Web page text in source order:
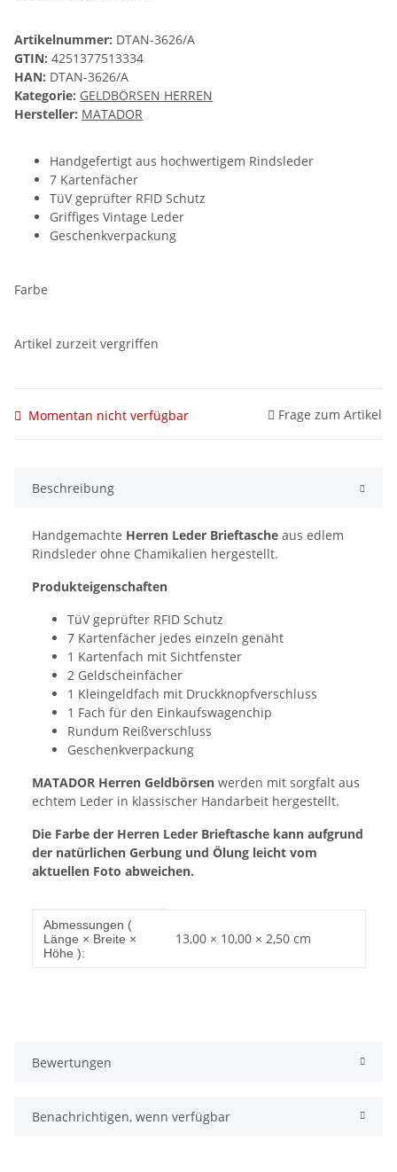
Artikelnummer: DTAN-3626/A
GTIN: 4251377513334
HAN: DTAN-3626/A
Kategorie: GELDBÖRSEN HERREN
Hersteller: MATADOR
Handgefertigt aus hochwertigem Rindsleder
7 Kartenfächer
TüV geprüfter RFID Schutz
Griffiges Vintage Leder
Geschenkverpackung
Farbe
Artikel zurzeit vergriffen
Momentan nicht verfügbar Frage zum Artikel
Beschreibung
Handgemachte Herren Leder Brieftasche aus edlem
Rindsleder ohne Chamikalien hergestellt.
Produkteigenschaften
TüV geprüfter RFID Schutz
7 Kartenfächer jedes einzeln genäht
1 Kartenfach mit Sichtfenster
2 Geldscheinfächer
1 Kleingeldfach mit Druckknopfverschluss
1 Fach für den Einkaufswagenchip
Rundum Reißverschluss
Geschenkverpackung
MATADOR Herren Geldbörsen werden mit sorgfalt aus
echtem Leder in klassischer Handarbeit hergestellt.
Die Farbe der Herren Leder Brieftasche kann aufgrund
der natürlichen Gerbung und Ölung leicht vom
aktuellen Foto abweichen.
Produkteigenschaft
Wert
Abmessungen (
Länge × Breite ×
Höhe ):
13,00 × 10,00 × 2,50 cm
Bewertungen
Benachrichtigen, wenn verfügbar